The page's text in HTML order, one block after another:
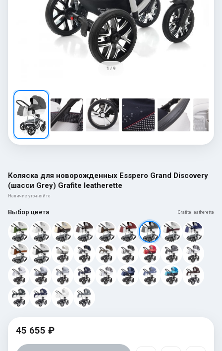
1 / 9
Коляска для новорожденных Esspero Grand Discovery
(шасси Grey) Grafite leatherette
Наличие уточняйте
Выбор цвета Grafite leatherette
45 655 ₽